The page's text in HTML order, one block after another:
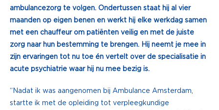
ambulancezorg te volgen. Ondertussen staat hij al vier
maanden op eigen benen en werkt hij elke werkdag samen
met een chauffeur om patiënten veilig en met de juiste
zorg naar hun bestemming te brengen. Hij neemt je mee in
zijn ervaringen tot nu toe én vertelt over de specialisatie in
acute psychiatrie waar hij nu mee bezig is.
“Nadat ik was aangenomen bij Ambulance Amsterdam,
startte ik met de opleiding tot verpleegkundige